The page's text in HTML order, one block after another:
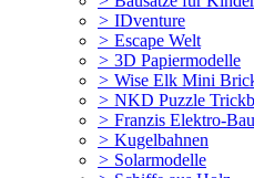
> IDventure
> Escape Welt
> 3D Papiermodelle
> Wise Elk Mini
> NKD Puzzle
> Franzis Elektro-
> Kugelbahnen
> Solarmodelle